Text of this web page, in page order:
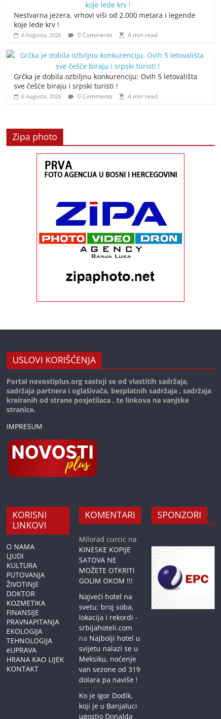
Nestvarna jezera, vrhovi viši od 2.000 metara i legende
koje lede krv !
6 Augusta, 2026 0 Comments 4 min read
Grčka je dobila ozbiljnu konkurenciju: Ovih 5 letovališta
sve češće biraju i srpski turisti !
6 Augusta, 2026 0 Comments 4 min read
Zipa photo
USLOVI KORIŠĆENJA
Portal novostiplus.org sastoji se od vlastitih sadržaja,
sadržaja partnera i oglašivača, besplatnih sadržaja , sadržaja
kreiranih od strane posjetilaca , te linkova na vanjske
stranice.
IMPRESUM
KORISNI
LINKOVI
O NAMA
LJUDI
KULTURA
PUTOVANJA
ŽIVOTINJE
DOKTOR
KOZMETIKA
FINANSIJE
PRAVNAPITANJA
EKOLOGIJA
TEHNOLOGIJA
eUPRAVA
HRANA KAO LIJEK
KONTAKT
KOMENTARI
Milorad curcic na
KINESKE KOPIJE
SATOVA NE
MOŽETE OTKRITI
GOLIM OKOM !!!
Najveći hotel na
svetu: broj soba,
lokacija i rekordi -
srbijahoteli.com
na Najbolji hotel u
svijetu nalazi se u
Meksiku, noćenje
van sezone od 319
dolara pa naviše !
Ko je Igor Dodik,
koji je u Banjaluci
ugostio Donalda
SPONZORI